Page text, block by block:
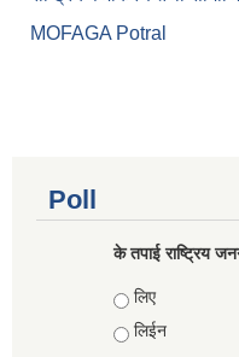
MOFAGA Potral
Poll
के तपाई राष्ट्रिय
Choices
लिए
लिईन